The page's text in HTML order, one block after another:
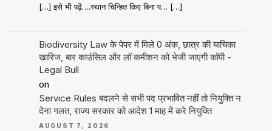
[…] इसे भी पढ़ें….स्थान चिन्हित किए बिना प… […]
Biodiversity Law के पेपर में मिले 0 अंक, छात्र की याचिका
खारिज, बार काउंसिल और लॉ कमीशन को भेजी जाएगी कॉपी -
Legal Bull
on
Service Rules बदलने से सभी पद प्रभावित नहीं तो नियुक्ति न
देना गलत, राज्य सरकार को आदेश 1 माह में करे नियुक्ति
AUGUST 7, 2026